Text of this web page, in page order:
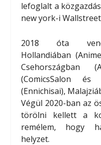
lefoglalt a
new york-i
2018 óta
Hollandiában
Csehországban
(ComicsSalon és
(Ennichisai),
Végül 2020-ban az
törölni kellett a
remélem, hogy
helyzet.